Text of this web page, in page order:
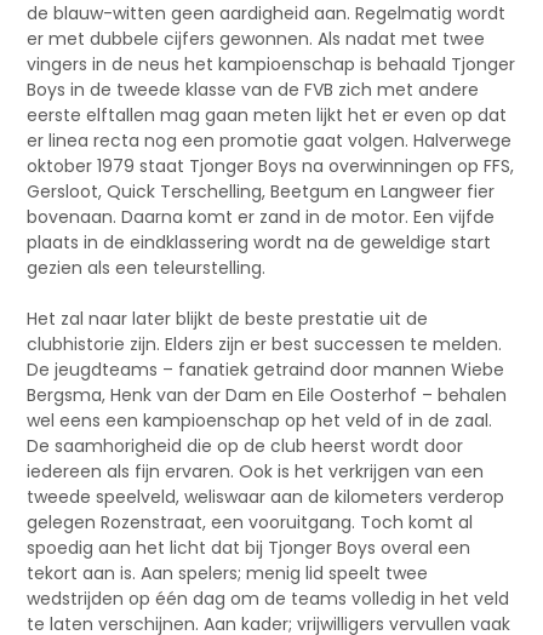
de blauw-witten geen aardigheid aan. Regelmatig wordt
er met dubbele cijfers gewonnen. Als nadat met twee
vingers in de neus het kampioenschap is behaald Tjonger
Boys in de tweede klasse van de FVB zich met andere
eerste elftallen mag gaan meten lijkt het er even op dat
er linea recta nog een promotie gaat volgen. Halverwege
oktober 1979 staat Tjonger Boys na overwinningen op FFS,
Gersloot, Quick Terschelling, Beetgum en Langweer fier
bovenaan. Daarna komt er zand in de motor. Een vijfde
plaats in de eindklassering wordt na de geweldige start
gezien als een teleurstelling.
Het zal naar later blijkt de beste prestatie uit de
clubhistorie zijn. Elders zijn er best successen te melden.
De jeugdteams – fanatiek getraind door mannen Wiebe
Bergsma, Henk van der Dam en Eile Oosterhof – behalen
wel eens een kampioenschap op het veld of in de zaal.
De saamhorigheid die op de club heerst wordt door
iedereen als fijn ervaren. Ook is het verkrijgen van een
tweede speelveld, weliswaar aan de kilometers verderop
gelegen Rozenstraat, een vooruitgang. Toch komt al
spoedig aan het licht dat bij Tjonger Boys overal een
tekort aan is. Aan spelers; menig lid speelt twee
wedstrijden op één dag om de teams volledig in het veld
te laten verschijnen. Aan kader; vrijwilligers vervullen vaak